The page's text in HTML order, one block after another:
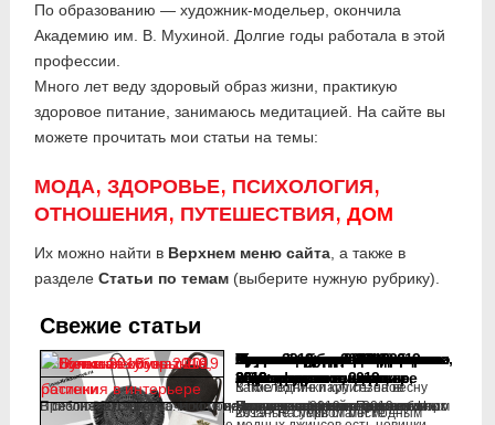
По образованию — художник-модельер, окончила
Академию им. В. Мухиной. Долгие годы работала в этой
профессии.
Много лет веду здоровый образ жизни, практикую
здоровое питание, занимаюсь медитацией. На сайте вы
можете прочитать мои статьи на темы:
МОДА, ЗДОРОВЬЕ, ПСИХОЛОГИЯ,
ОТНОШЕНИЯ, ПУТЕШЕСТВИЯ, ДОМ
Их можно найти в Верхнем меню сайта, а также в
разделе Статьи по темам(выберите нужную рубрику).
Свежие статьи
Модные оправы для зрения
2019
Нынче на первый план вышли
Модный тренд 2019: белая
обувь
Белые ботинки и сапоги выглядят очень эффектно и сразу
Прически для длинных волос
2019: модные тенденции
Нынче на пике моды — гладкие прилизанные волосы.
Модные джинсы 2019:
высокие, узкие, широкие,
рваные, клеш
Кружево: модная тенденция
2019
Хит сезона 2019 — кружево. Что
Прически для длинных и
коротких волос 2019
В прическах сезона 2019 главным
Комнатные цветы: как красиво
расположить в интерьере
Многие женщины очень любят
Вязаные сумки, тренд 2019
В последние пару сезонов
вязаные сумки стали модным
Сумки 2019: на плечо, поясные
и др.
В сезоне 2019 в сумочной моде есть две новинки. Первая из них
Женская обувь 2019: ботинки
Какие ботинки купить на весну
2019? На первом месте —
Головные уборы 2019: береты,
кепки, фуражки, шляпы
Приближается весна. И хотя на улицах еще лежит снег, но скоро
Большое комнатное растение
в интерьере
Большое комнатное растение